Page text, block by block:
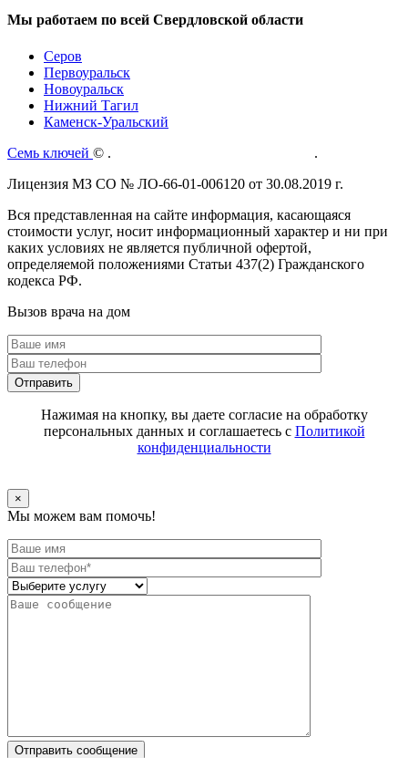
Мы работаем по всей Свердловской области
Серов
Первоуральск
Новоуральск
Нижний Тагил
Каменск-Уральский
Семь ключей © .
.
Лицензия МЗ СО № ЛО-66-01-006120 от 30.08.2019 г.
Вся представленная на сайте информация, касающаяся
стоимости услуг, носит информационный характер и ни при
каких условиях не является публичной офертой,
определяемой положениями Статьи 437(2) Гражданского
кодекса РФ.
Вызов врача на дом
Отправить
Нажимая на кнопку, вы даете согласие на обработку
персональных данных и соглашаетесь с Политикой
конфиденциальности
×
Мы можем вам помочь!
Отправить сообщение